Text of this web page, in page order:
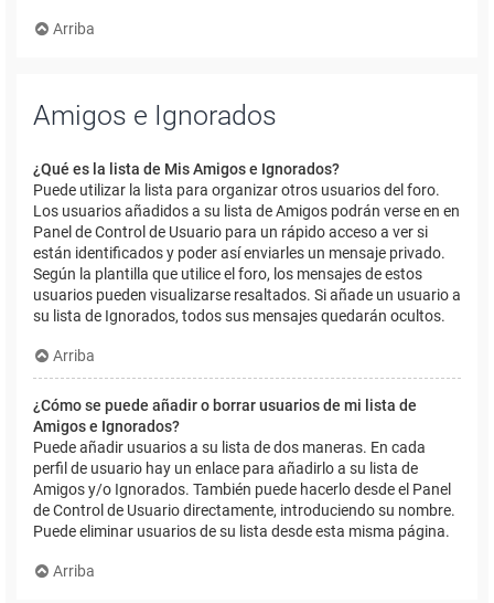
Arriba
Amigos e Ignorados
¿Qué es la lista de Mis Amigos e Ignorados?
Puede utilizar la lista para organizar otros usuarios del foro.
Los usuarios añadidos a su lista de Amigos podrán verse en en
Panel de Control de Usuario para un rápido acceso a ver si
están identificados y poder así enviarles un mensaje privado.
Según la plantilla que utilice el foro, los mensajes de estos
usuarios pueden visualizarse resaltados. Si añade un usuario a
su lista de Ignorados, todos sus mensajes quedarán ocultos.
Arriba
¿Cómo se puede añadir o borrar usuarios de mi lista de
Amigos e Ignorados?
Puede añadir usuarios a su lista de dos maneras. En cada
perfil de usuario hay un enlace para añadirlo a su lista de
Amigos y/o Ignorados. También puede hacerlo desde el Panel
de Control de Usuario directamente, introduciendo su nombre.
Puede eliminar usuarios de su lista desde esta misma página.
Arriba